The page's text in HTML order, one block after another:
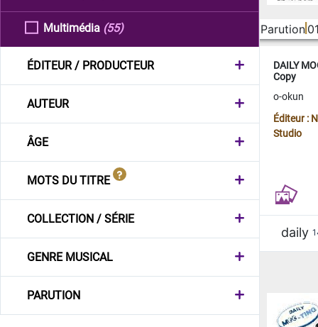
Multimédia (55)
ÉDITEUR / PRODUCTEUR
AUTEUR
ÂGE
MOTS DU TITRE
COLLECTION / SÉRIE
GENRE MUSICAL
PARUTION
Parution
DAILY
Copy
o-okun
Éditeur :
Studio
daily